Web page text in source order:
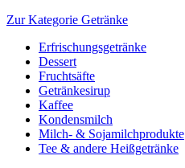
Zur Kategorie Getränke
Erfrischungsgetränke
Dessert
Fruchtsäfte
Getränkesirup
Kaffee
Kondensmilch
Milch- & Sojamilchprodukte
Tee & andere Heißgetränke